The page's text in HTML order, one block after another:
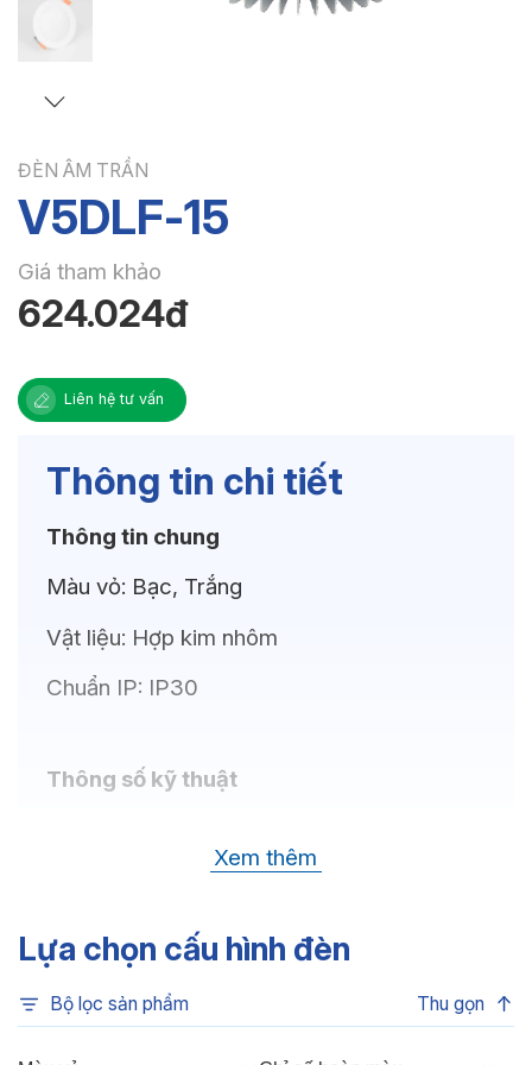
ĐÈN ÂM TRẦN
V5DLF-15
Giá tham khảo
624.024đ
Liên hệ tư vấn
Thông tin chi tiết
Thông tin chung
Màu vỏ: Bạc, Trắng
Vật liệu: Hợp kim nhôm
Chuẩn IP: IP30
Thông số kỹ thuật
6500K, 4000K, 3000K
Chỉ số hoàn màu:
CRI80
1500lm(W)
Xem thêm
Lựa chọn cấu hình đèn
Bộ lọc sản phẩm Thu gọn